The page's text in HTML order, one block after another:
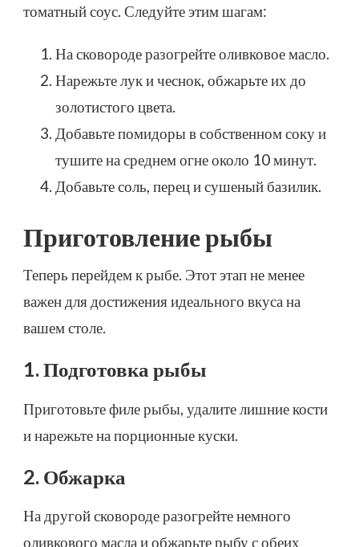
томатный соус. Следуйте этим шагам:
На сковороде разогрейте оливковое масло.
Нарежьте лук и чеснок, обжарьте их до
золотистого цвета.
Добавьте помидоры в собственном соку и
тушите на среднем огне около 10 минут.
Добавьте соль, перец и сушеный базилик.
Приготовление рыбы
Теперь перейдем к рыбе. Этот этап не менее
важен для достижения идеального вкуса на
вашем столе.
1. Подготовка рыбы
Приготовьте филе рыбы, удалите лишние кости
и нарежьте на порционные куски.
2. Обжарка
На другой сковороде разогрейте немного
оливкового масла и обжарьте рыбу с обеих